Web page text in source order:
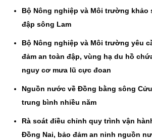
Bộ Nông nghiệp và Môi trường khảo
đập sông Lam
Bộ Nông nghiệp và Môi trường yêu
đảm an toàn đập, vùng hạ du hồ
nguy cơ mưa lũ cực đoan
Nguồn nước về Đồng bằng sông
trung bình nhiều năm
Rà soát điều chỉnh quy trình vận
Đồng Nai, bảo đảm an ninh nguồn